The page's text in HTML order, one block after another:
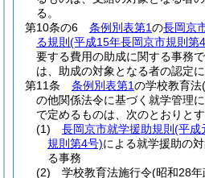
る。
第10条の6
条例別表第1の長岡京
る規則 (平成15年長岡京市規則第
要する費用の助成に関する事務
は、助成の対象となる者の認定
第11条
条例別表第1の学校教育法
の他関係法令に基づく就学管理
で定めるものは、次のとおりとす
(1)
長岡京市就学援助規則 (平成
規則第4号)による就学援助の
る事務
(2)
学校教育法施行令(昭和28